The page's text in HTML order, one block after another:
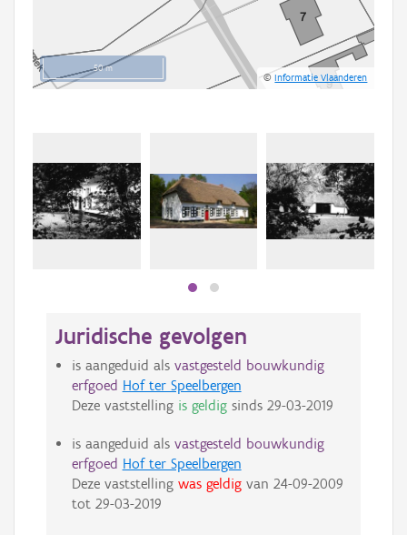
50 m
©Informatie Vlaanderen
Juridische gevolgen
is aangeduid als vastgesteld bouwkundig
erfgoed Hof ter Speelbergen
Deze vaststelling is geldigsinds 29-03-2019
is aangeduid als vastgesteld bouwkundig
erfgoed Hof ter Speelbergen
Deze vaststelling was geldigvan 24-09-2009
tot 29-03-2019